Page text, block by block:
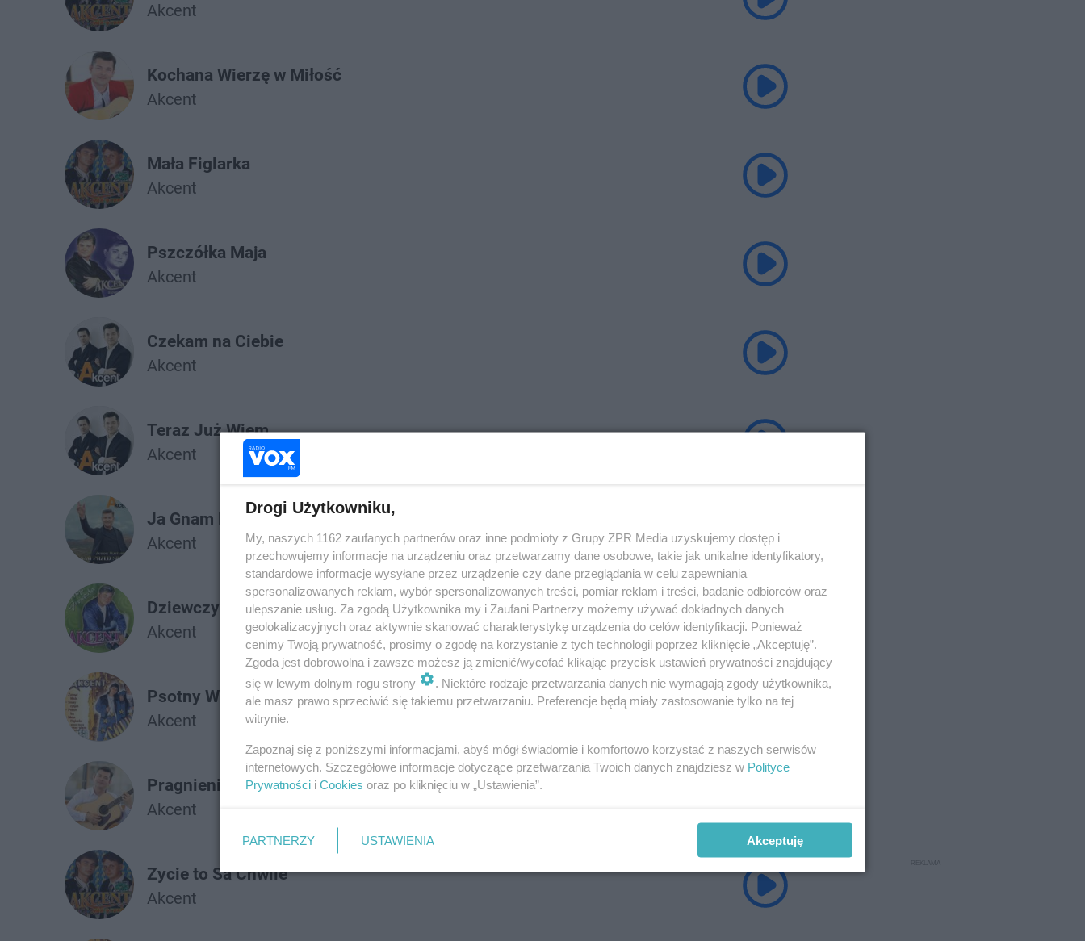
Akcent
Kochana Wierzę w Miłość
Akcent
Mała Figlarka
Akcent
Pszczółka Maja
Akcent
Czekam na Ciebie
Akcent
Teraz Już Wiem
Akcent
Ja Gnam Przed Siebie
Akcent
Dziewczyna z Klubu Disco
Akcent
Psotny Wiatr
Akcent
Pragnienie Miłości
Akcent
Zycie to Sa Chwile
Akcent
Drogi Użytkowniku,
My, naszych 1162 zaufanych partnerów oraz inne podmioty z Grupy ZPR Media uzyskujemy dostęp i
przechowujemy informacje na urządzeniu oraz przetwarzamy dane osobowe, takie jak unikalne identyfikatory,
standardowe informacje wysyłane przez urządzenie czy dane przeglądania w celu zapewniania
spersonalizowanych reklam, wybór spersonalizowanych treści, pomiar reklam i treści, badanie odbiorców oraz
ulepszanie usług. Za zgodą Użytkownika my i Zaufani Partnerzy możemy używać dokładnych danych
geolokalizacyjnych oraz aktywnie skanować charakterystykę urządzenia do celów identyfikacji. Ponieważ
cenimy Twoją prywatność, prosimy o zgodę na korzystanie z tych technologii poprzez kliknięcie „Akceptuję”.
Zgoda jest dobrowolna i zawsze możesz ją zmienić/wycofać klikając przycisk ustawień prywatności znajdujący
się w lewym dolnym rogu strony
. Niektóre rodzaje przetwarzania danych nie wymagają zgody użytkownika,
ale masz prawo sprzeciwić się takiemu przetwarzaniu. Preferencje będą miały zastosowanie tylko na tej
witrynie.
Zapoznaj się z poniższymi informacjami, abyś mógł świadomie i komfortowo korzystać z naszych serwisów
internetowych. Szczegółowe informacje dotyczące przetwarzania Twoich danych znajdziesz w Polityce
Prywatności i Cookies oraz po kliknięciu w „Ustawienia”.
PARTNERZY USTAWIENIA Akceptuję